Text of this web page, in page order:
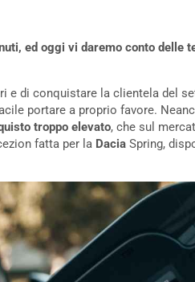
ed oggi vi daremo conto delle
e di conquistare la clientela del
portare a proprio favore.
troppo elevato, che sul
fatta per la Dacia Spring,